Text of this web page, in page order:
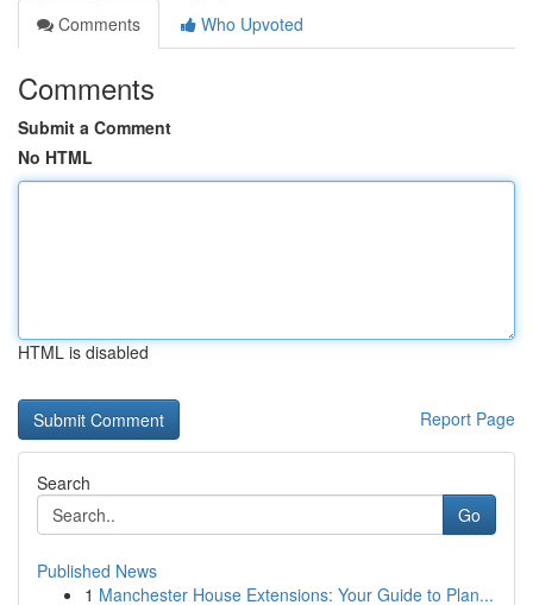
Comments
Who Upvoted
Comments
Submit a Comment
No HTML
HTML is disabled
Report Page
Search
Go
Published News
1 Manchester House Extensions: Your Guide to Plan...